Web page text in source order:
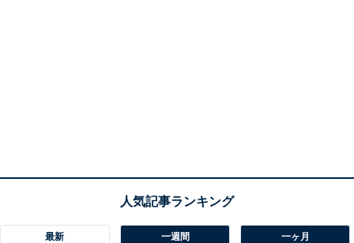
最新 一週間 一ヶ月